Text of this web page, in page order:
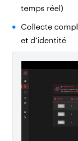
temps réel)
Collecte
et d’identité